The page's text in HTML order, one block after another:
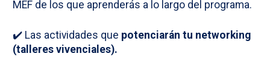
MEF de los que aprenderás a lo largo del programa.
✔️ Las actividades que potenciarán tu networking
(talleres vivenciales).